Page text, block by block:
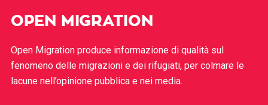
OPEN MIGRATION
Open Migration produce informazione di qualità sul
fenomeno delle migrazioni e dei rifugiati, per colmare le
lacune nell’opinione pubblica e nei media.